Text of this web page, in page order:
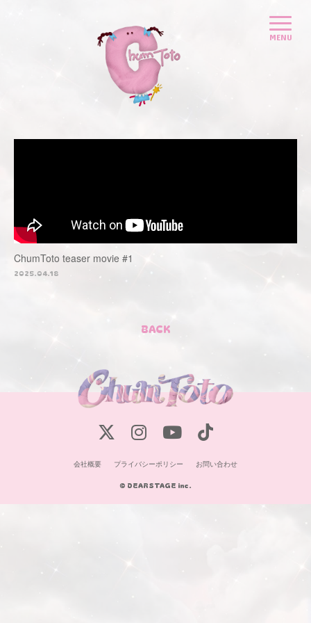
ChumToto teaser movie #1
2025.04.18
BACK
会社概要 プライバシーポリシー お問い合わせ
© DEARSTAGE inc.